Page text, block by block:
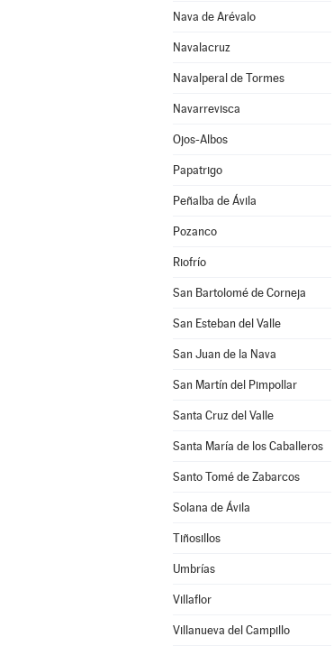
Nava de Arévalo
Navalacruz
Navalperal de Tormes
Navarrevisca
Ojos-Albos
Papatrigo
Peñalba de Ávila
Pozanco
Riofrío
San Bartolomé de Corneja
San Esteban del Valle
San Juan de la Nava
San Martín del Pimpollar
Santa Cruz del Valle
Santa María de los Caballeros
Santo Tomé de Zabarcos
Solana de Ávila
Tiñosillos
Umbrías
Villaflor
Villanueva del Campillo